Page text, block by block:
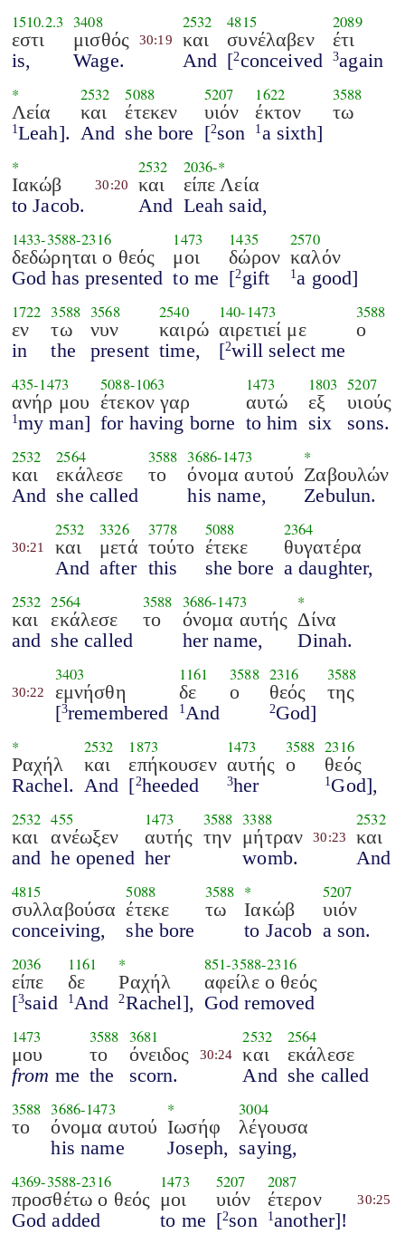
1510.2.3
εστι
is,
3408
μισθός
Wage.
30:19
2532
και
And
4815
συνέλαβεν
[2conceived
2089
έτι
3again
*
Λεία
1 Leah].
2532
και
And
5088
έτεκεν
she bore
5207
υιόν
[2son
1622
έκτον
1 a sixth]
3588
τω
*
Ιακώβ
to Jacob.
30:20
2532
και
And
2036-*
είπε Λεία
Leah said,
1433-3588-2316
δεδώρηται ο θεός
God has presented
1473
μοι
to me
1435
δώρον
[2 gift
2570
καλόν
1 a good]
1722
εν
in
3588
τω
the
3568
νυν
present
2540
καιρώ
time,
140-1473
αιρετιεί με
[2will select me
3588
ο
435-1473
ανήρ μου
1 my man]
5088-1063
έτεκον γαρ
for having borne
1473
αυτώ
to him
1803
εξ
six
5207
υιούς
sons.
2532
και
And
2564
εκάλεσε
she called
3588
το
3686-1473
όνομα αυτού
his name,
*
Ζαβουλών
Zebulun.
30:21
2532
και
And
3326
μετά
after
3778
τούτο
this
5088
έτεκε
she bore
2364
θυγατέρα
a daughter,
2532
και
and
2564
εκάλεσε
she called
3588
το
3686-1473
όνομα αυτής
her name,
*
Δίνα
Dinah.
30:22
3403
εμνήσθη
[3remembered
1161
δε
1 And
3588
ο
2316
θεός
2God]
3588
της
*
Ραχήλ
Rachel.
2532
και
And
1873
επήκουσεν
[2heeded
1473
αυτής
3her
3588
ο
2316
θεός
1 God],
2532
και
and
455
ανέωξεν
he opened
1473
αυτής
her
3588
την
3388
μήτραν
womb.
30:23
2532
και
And
4815
συλλαβούσα
conceiving,
5088
έτεκε
she bore
3588
τω
*
Ιακώβ
to Jacob
5207
υιόν
a son.
2036
είπε
[3said
1161
δε
1 And
*
Ραχήλ
2Rachel],
851-3588-2316
αφείλε ο θεός
God removed
1473
μου
from me
3588
το
the
3681
όνειδος
scorn.
30:24
2532
και
And
2564
εκάλεσε
she called
3588
το
3686-1473
όνομα αυτού
his name
*
Ιωσήφ
Joseph,
3004
λέγουσα
saying,
4369-3588-2316
προσθέτω ο θεός
God added
1473
μοι
to me
5207
υιόν
[2son
2087
έτερον
1 another]!
30:25